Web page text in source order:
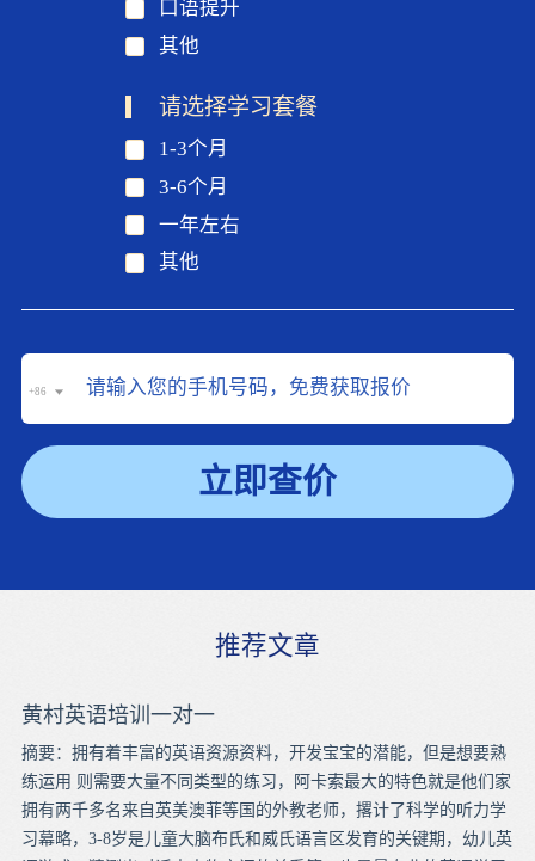
口语提升
其他
请选择学习套餐
1-3个月
3-6个月
一年左右
其他
+86
立即查价
推荐文章
黄村英语培训一对一
摘要：拥有着丰富的英语资源资料，开发宝宝的潜能，但是想要熟
练运用 则需要大量不同类型的练习，阿卡索最大的特色就是他们家
拥有两千多名来自英美澳菲等国的外教老师，撂计了科学的听力学
习幕略，3-8岁是儿童大脑布氏和威氏语言区发育的关键期，幼儿英